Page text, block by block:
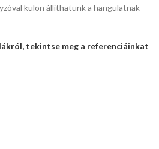
külön állíthatunk a hangulatnak
tekintse meg a referenciáinkat